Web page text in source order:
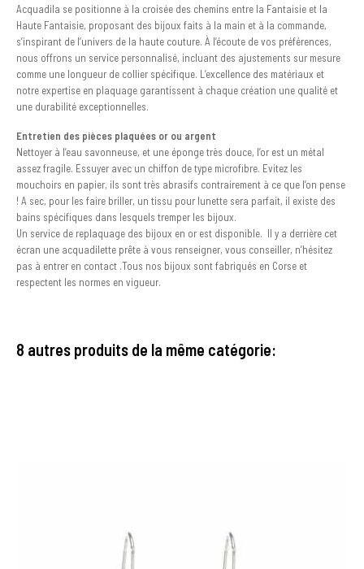
Acquadila se positionne à la croisée des chemins entre la Fantaisie et la
Haute Fantaisie, proposant des bijoux faits à la main et à la commande,
s’inspirant de l’univers de la haute couture. À l’écoute de vos préférences,
nous offrons un service personnalisé, incluant des ajustements sur mesure
comme une longueur de collier spécifique. L’excellence des matériaux et
notre expertise en plaquage garantissent à chaque création une qualité et
une durabilité exceptionnelles.
Entretien des pièces plaquées or ou argent
Nettoyer à l’eau savonneuse, et une éponge très douce, l’or est un métal
assez fragile. Essuyer avec un chiffon de type microfibre. Evitez les
mouchoirs en papier, ils sont très abrasifs contrairement à ce que l’on pense
! A sec, pour les faire briller, un tissu pour lunette sera parfait, il existe des
bains spécifiques dans lesquels tremper les bijoux.
Un service de replaquage des bijoux en or est disponible. Il y a derrière cet
écran une acquadilette prête à vous renseigner, vous conseiller, n’hésitez
pas à entrer en contact .Tous nos bijoux sont fabriqués en Corse et
respectent les normes en vigueur.
8 autres produits de la même catégorie: